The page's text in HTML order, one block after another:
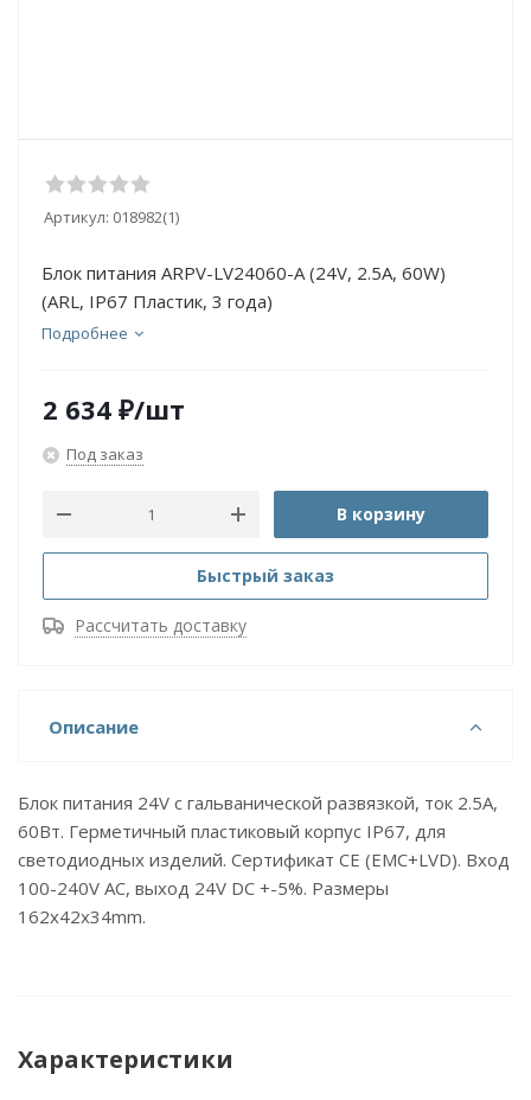
Артикул: 018982(1)
Блок питания ARPV-LV24060-A (24V, 2.5A, 60W)
(ARL, IP67 Пластик, 3 года)
Подробнее
2 634 ₽/шт
Под заказ
В корзину
Быстрый заказ
Рассчитать доставку
Описание
Блок питания 24V с гальванической развязкой, ток 2.5А,
60Вт. Герметичный пластиковый корпус IP67, для
светодиодных изделий. Сертификат CE (EMC+LVD). Вход
100-240V AC, выход 24V DC +-5%. Размеры
162х42х34mm.
Характеристики